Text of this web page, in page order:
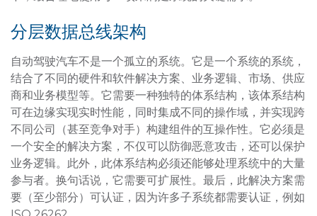
分层数据总线架构
自动驾驶汽车不是一个孤立的系统。它是一个系统的系统，
结合了不同的硬件和软件解决方案、业务逻辑、市场、供应
商和业务模型等。它需要一种独特的体系结构，该体系结构
可在边缘实现实时性能，同时集成不同的操作域，并实现跨
不同公司（甚至竞争对手）构建组件的互操作性。它必须是
一个安全的解决方案，不仅可以防御恶意攻击，还可以保护
业务逻辑。此外，此体系结构必须还能够处理系统中的大量
参与者。换句话说，它需要可扩展性。最后，此解决方案需
要（至少部分）可认证，因为许多子系统都需要认证，例如